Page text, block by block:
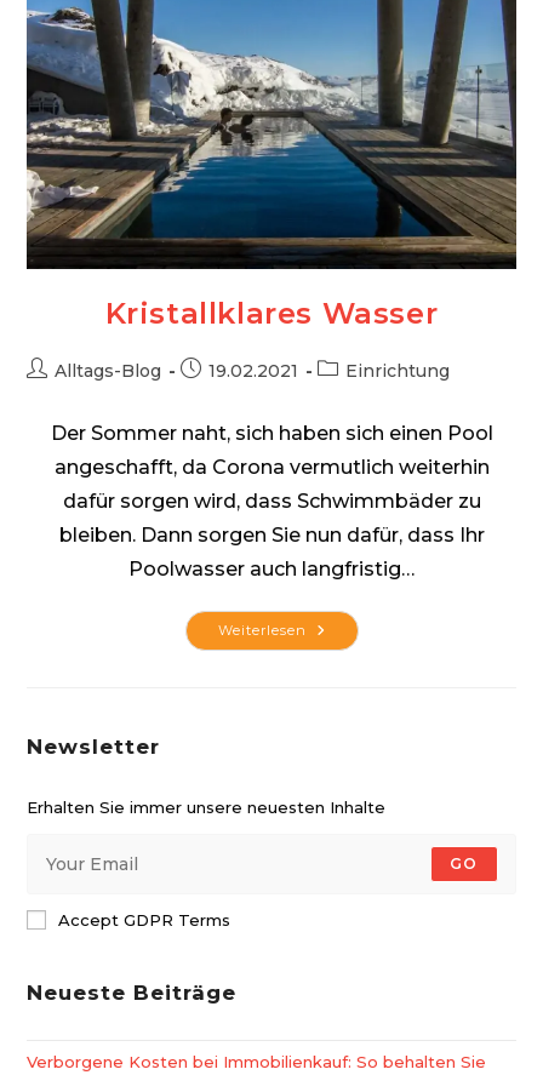
Kristallklares Wasser
Beitrags-
Alltags-Blog
Beitrag19.02.2021
Beitrags-
Einrichtung
Der Sommer naht, sich haben sich einen Pool
angeschafft, da Corona vermutlich weiterhin
dafür sorgen wird, dass Schwimmbäder zu
bleiben. Dann sorgen Sie nun dafür, dass Ihr
Poolwasser auch langfristig…
Weiterlesen Kristallklares
Wasser
Newsletter
Erhalten Sie immer unsere neuesten Inhalte
GO
Accept GDPR Terms
Neueste Beiträge
Verborgene Kosten bei Immobilienkauf: So behalten Sie